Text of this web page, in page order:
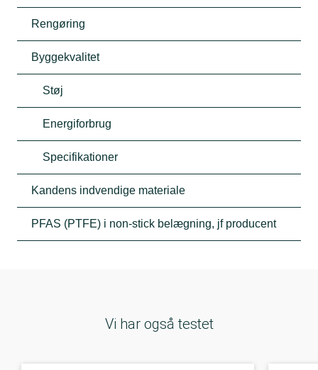
Rengøring
Byggekvalitet
Støj
Energiforbrug
Specifikationer
Kandens indvendige materiale
PFAS (PTFE) i non-stick belægning, jf producent
Vi har også testet